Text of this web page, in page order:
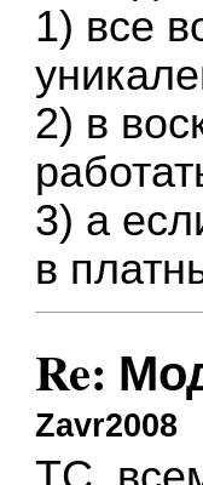
1) все
2) в
3) а
в
Re:
Zavr2008